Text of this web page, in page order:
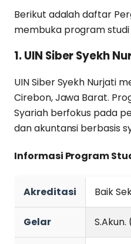
Berikut adalah daftar
membuka program studi
1. UIN Siber Syekh
UIN Siber Syekh Nurjati
Cirebon, Jawa Barat.
Syariah berfokus pada
dan akuntansi berbasis
Informasi Program
Akreditasi Baik
Gelar